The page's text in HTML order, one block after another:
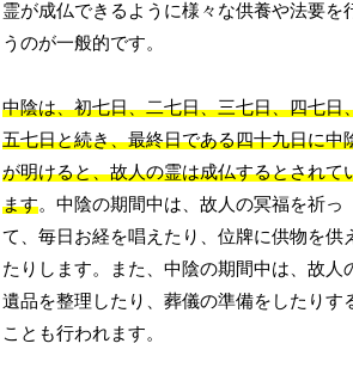
霊が成仏できるように様々な供養や法要を
うのが一般的です。
中陰は、初七日、二七日、三七日、四七日
五七日と続き、最終日である四十九日に中
が明けると、故人の霊は成仏するとされて
ます。中陰の期間中は、故人の冥福を祈っ
て、毎日お経を唱えたり、位牌に供物を供
たりします。また、中陰の期間中は、故人
遺品を整理したり、葬儀の準備をしたりす
ことも行われます。